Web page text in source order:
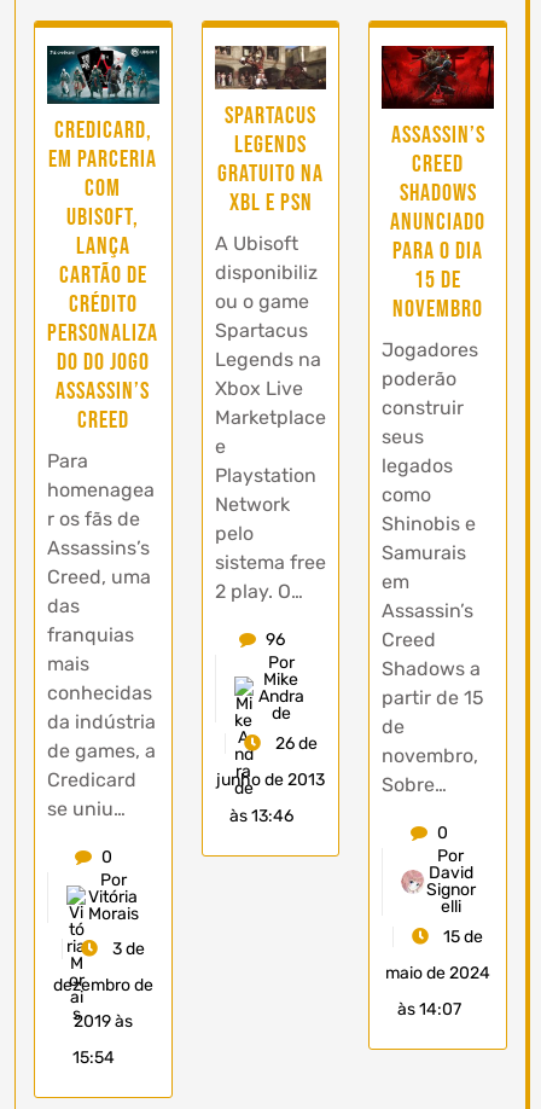
Credicard,
em parceria
com
Ubisoft,
lança
cartão de
crédito
personaliza
do do jogo
Assassin’s
Creed
Para
homenagea
r os fãs de
Assassins’s
Creed, uma
das
franquias
mais
conhecidas
da indústria
de games, a
Credicard
se uniu…
0
Por
Vitória
Morais
3 de
dezembro de
2019 às
15:54
Spartacus
Legends
gratuito na
XBL e PSN
A Ubisoft
disponibiliz
ou o game
Spartacus
Legends na
Xbox Live
Marketplace
e
Playstation
Network
pelo
sistema free
2 play. O…
96
Por
Mike
Andra
de
26 de
junho de 2013
às 13:46
Assassin’s
Creed
Shadows
anunciado
para o dia
15 de
Novembro
Jogadores
poderão
construir
seus
legados
como
Shinobis e
Samurais
em
Assassin’s
Creed
Shadows a
partir de 15
de
novembro,
Sobre…
0
Por
David
Signor
elli
15 de
maio de 2024
às 14:07